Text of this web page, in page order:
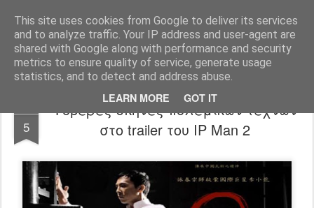
This site uses cookies from Google to deliver its services
and to analyze traffic. Your IP address and user-agent are
shared with Google along with performance and security
metrics to ensure quality of service, generate usage
statistics, and to detect and address abuse.
LEARN MORE GOT IT
FilmBoy
5
Φοβερές σκηνές πολεμικών τεχνών
στο trailer του IP Man 2